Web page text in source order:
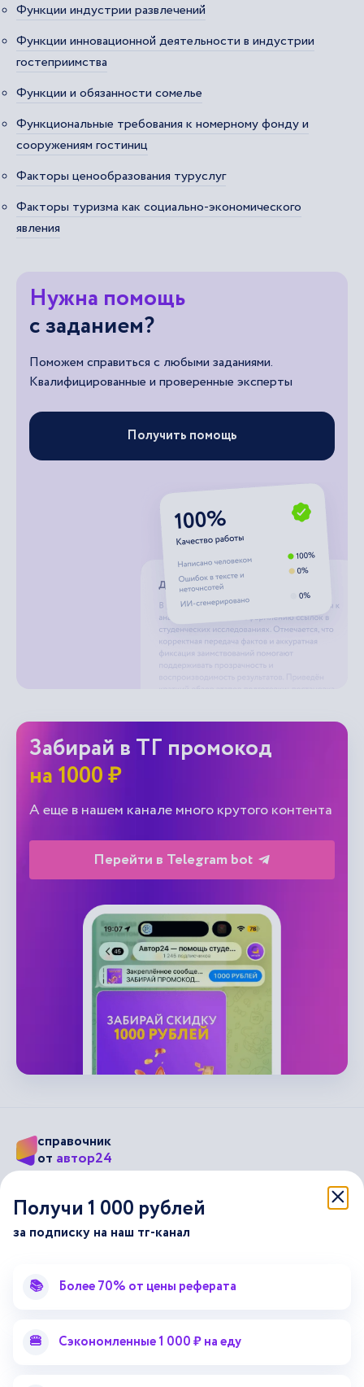
Функции индустрии развлечений
Функции инновационной деятельности в индустрии
гостеприимства
Функции и обязанности сомелье
Функциональные требования к номерному фонду и
сооружениям гостиниц
Факторы ценообразования туруслуг
Факторы туризма как социально-экономического
явления
Нужна помощь
с заданием?
Поможем справиться с любыми заданиями.
Квалифицированные и проверенные эксперты
Получить помощь
Забирай в ТГ промокод
на 1000 ₽
А еще в нашем канале много крутого контента
Перейти в Telegram bot
справочник
от автор24
Подписывайся на наши соц. сети
Лекторий
Справочник терминов
Последние статьи
Получи 1 000 рублей
за подписку на наш тг-канал
📚 Более 70% от цены реферата
🍔 Сэкономленные 1 000 ₽ на еду